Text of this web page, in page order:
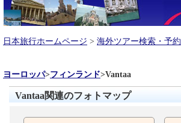
日本旅行ホームページ > 海外ツアー検索・予約
ヨーロッパ>フィンランド>Vantaa
Vantaa関連のフォトマップ